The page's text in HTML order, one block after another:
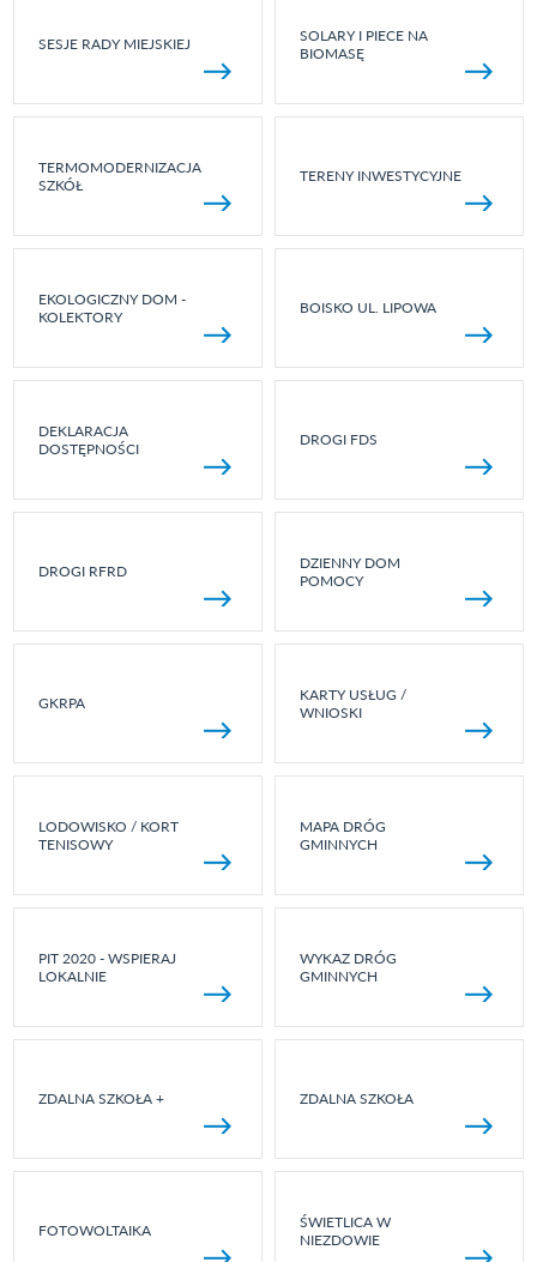
SESJE RADY MIEJSKIEJ
SOLARY I PIECE NA
BIOMASĘ
TERMOMODERNIZACJA
SZKÓŁ
TERENY INWESTYCYJNE
EKOLOGICZNY DOM -
KOLEKTORY
BOISKO UL. LIPOWA
DEKLARACJA
DOSTĘPNOŚCI
DROGI FDS
DROGI RFRD
DZIENNY DOM
POMOCY
GKRPA
KARTY USŁUG /
WNIOSKI
LODOWISKO / KORT
TENISOWY
MAPA DRÓG
GMINNYCH
PIT 2020 - WSPIERAJ
LOKALNIE
WYKAZ DRÓG
GMINNYCH
ZDALNA SZKOŁA + ZDALNA SZKOŁA
FOTOWOLTAIKA
ŚWIETLICA W
NIEZDOWIE